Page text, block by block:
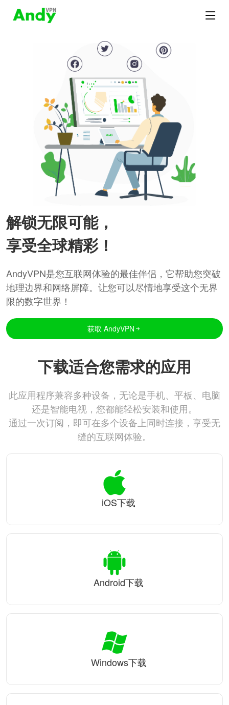
解锁无限可能，
享受全球精彩！
AndyVPN是您互联网体验的最佳伴侣，它帮助您突破
地理边界和网络屏障。让您可以尽情地享受这个无界
限的数字世界！
获取 AndyVPN
下载适合您需求的应用
此应用程序兼容多种设备，无论是手机、平板、电脑
还是智能电视，您都能轻松安装和使用。
通过一次订阅，即可在多个设备上同时连接，享受无
缝的互联网体验。
iOS下载
Android下载
Windows下载